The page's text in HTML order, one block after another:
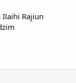
Rajiun